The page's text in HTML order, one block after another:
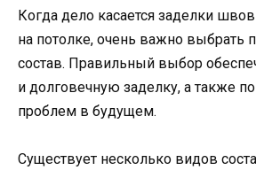
Когда дело касается заделки
на потолке, очень важно выбрать
состав. Правильный выбор
и долговечную заделку, а также
проблем в будущем.
Существует несколько видов